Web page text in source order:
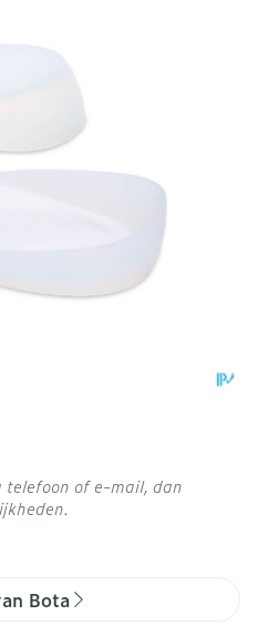
telefoon of e-mail, dan
Bota